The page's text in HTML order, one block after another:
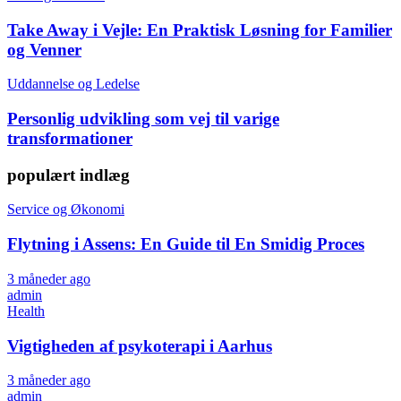
Take Away i Vejle: En Praktisk Løsning for Familier
og Venner
Uddannelse og Ledelse
Personlig udvikling som vej til varige
transformationer
populært indlæg
Service og Økonomi
Flytning i Assens: En Guide til En Smidig Proces
3 måneder ago
admin
Health
Vigtigheden af psykoterapi i Aarhus
3 måneder ago
admin